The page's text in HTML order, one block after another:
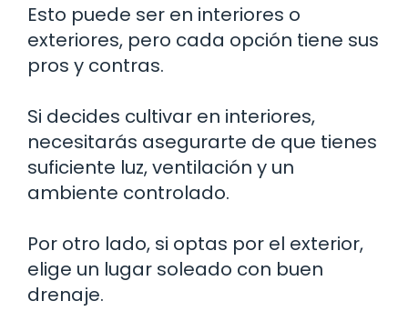
Esto puede ser en interiores o
exteriores, pero cada opción tiene sus
pros y contras.
Si decides cultivar en interiores,
necesitarás asegurarte de que tienes
suficiente luz, ventilación y un
ambiente controlado.
Por otro lado, si optas por el exterior,
elige un lugar soleado con buen
drenaje.